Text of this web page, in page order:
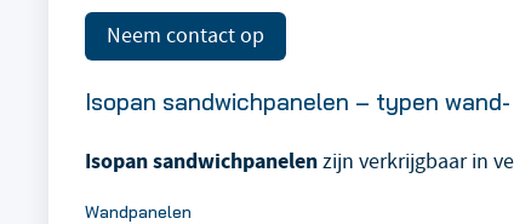
Neem contact op
Isopan sandwichpanelen – typen
Isopan sandwichpanelenzijn verkrijgbaar in
Wandpanelen